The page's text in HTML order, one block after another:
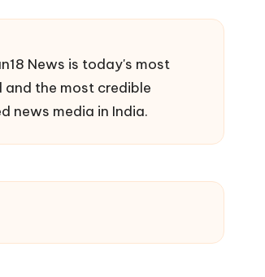
News is today's most
the most credible
news media in India.